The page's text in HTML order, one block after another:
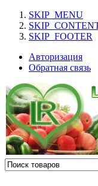
SKIP_MENU
SKIP_FOOTER
Авторизация
Обратная связь